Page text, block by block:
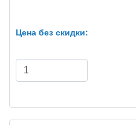
Цена без скидки: